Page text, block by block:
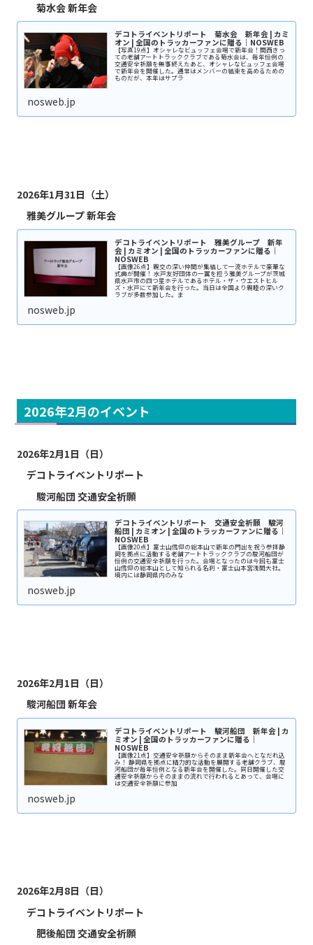
菊水会 新年会
デコトライベントリポート 菊水会 新年会 | カミ
オン | 全国のトラッカーファンに贈る｜NOSWEB
【写真19点】オシャレなビュッフェ会場で新年会！関西きっ
ての老舗アートトラッククラブである菊水会は、毎年恒例の
交通安全祈願を無事終えたあと、オシャレなビュッフェ会場
で新年会を開催した。通常はメンバーの結束を高めるための
ものだが、本年はサプラ
nosweb.jp
2026年1月31日（土）
雅美グループ 新年会
デコトライベントリポート 雅美グループ 新年
会 | カミオン | 全国のトラッカーファンに贈る｜
NOSWEB
【画像26点】親交の深い仲間が集結して一流ホテルで豪華な
式典が開催！ 水戸友好団体の一翼を担う雅美グループが茨城
県水戸市の四つ星ホテルであるホテル・ザ・ウエストヒル
ズ・水戸にて新年会を行った。当日は全国より親睦の深いク
ラブが多数参加した。ま
nosweb.jp
2026年2月のイベント
2026年2月1日（日）
デコトライベントリポート
駿河船団 交通安全祈願
デコトライベントリポート 交通安全祈願 駿河
船団 | カミオン | 全国のトラッカーファンに贈る｜
NOSWEB
【画像20点】富士山信仰の総本山で新年の門出を祝う参拝静
岡を拠点に活動する老舗アートトラッククラブの駿河船団が
恒例の交通安全祈願を行った。会場となったのは今回も富士
山信仰の総本山として知られる名刹・富士山本宮浅間大社。
境内には静岡県内のみな
nosweb.jp
2026年2月1日（日）
駿河船団 新年会
デコトライベントリポート 駿河船団 新年会 | カ
ミオン | 全国のトラッカーファンに贈る｜
NOSWEB
【画像21点】交通安全祈願からそのまま新年会へとなだれ込
み！ 静岡県を拠点に精力的な活動を展開する老舗クラブ、駿
河船団が毎年恒例となる新年会を開催した。同日開催した交
通安全祈願からそのままの流れで行われるとあって、会場に
は交通安全祈願に参加
nosweb.jp
2026年2月8日（日）
デコトライベントリポート
肥後船団 交通安全祈願